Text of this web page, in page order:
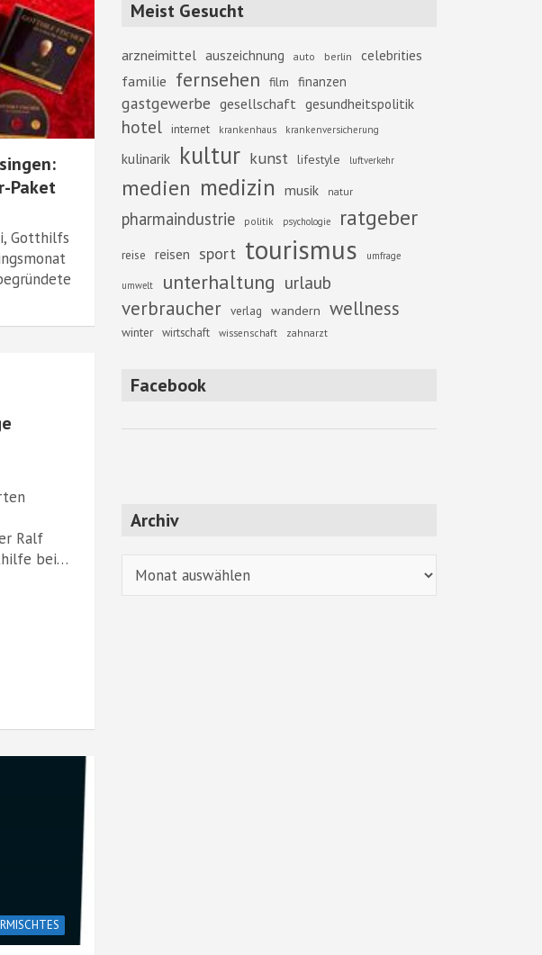
Paket
Gotthilfs
Ralf
bei…
Meist Gesucht
arzneimittel auszeichnung auto berlin celebrities
familie fernsehen film finanzen
gastgewerbe gesellschaft gesundheitspolitik
hotel internet krankenhaus krankenversicherung
kulinarik kultur kunst lifestyle luftverkehr
medien medizin musik natur
pharmaindustrie politik psychologie ratgeber
reise reisen sport tourismus umfrage
umwelt unterhaltung urlaub
verbraucher verlag wandern wellness
winter wirtschaft wissenschaft zahnarzt
Facebook
Archiv